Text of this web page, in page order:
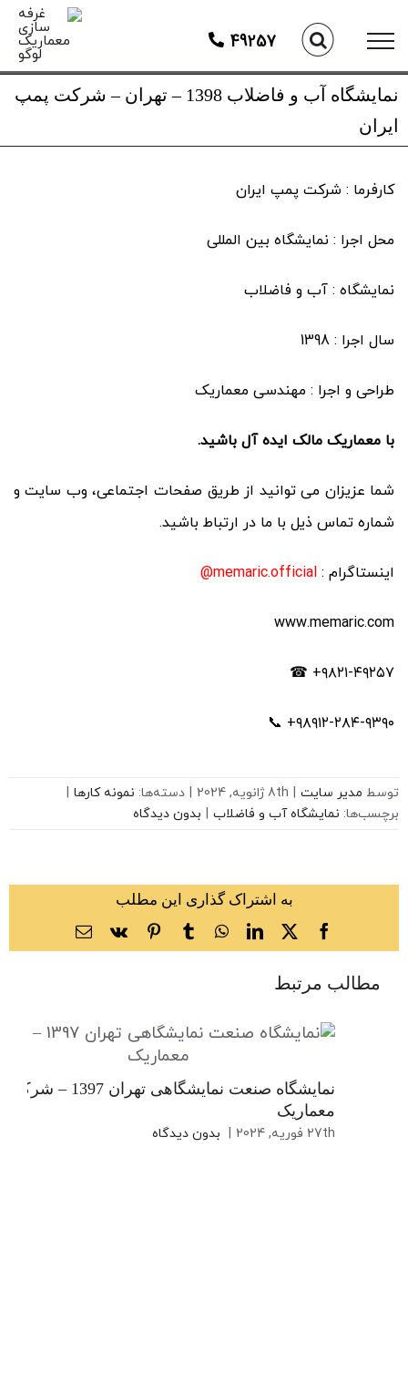
49257
نمایشگاه آب و فاضلاب 1398 – تهران – شرکت پمپ
ایران
کارفرما : شرکت پمپ ایران
محل اجرا : نمایشگاه بین المللی
نمایشگاه : آب و فاضلاب
سال اجرا : 1398
طراحی و اجرا : مهندسی معماریک
با معماریک مالک ایده آل باشید.
شما عزیزان می توانید از طریق صفحات اجتماعی، وب سایت و
شماره تماس ذیل با ما در ارتباط باشید.
اینستاگرام : memaric.official@
www.memaric.com
۹۸۲۱-۴۹۲۵۷+ ☎
۹۸۹۱۲-۲۸۴-۹۳۹۰+ 📞
توسط مدیر سایت | 8th ژانویه, 2024 | دسته‌ها: نمونه کارها |
برچسب‌ها: نمایشگاه آب و فاضلاب | بدون دیدگاه
به اشتراک گذاری این مطلب
Facebook
X
LinkedIn
WhatsApp
Tumblr
Pinterest
Vk ایمیل
مطالب مرتبط
نمایشگاه صنعت نمایشگاهی تهران 1397 – شرکت
معماریک
27th فوریه, 2024 بدون دیدگاه